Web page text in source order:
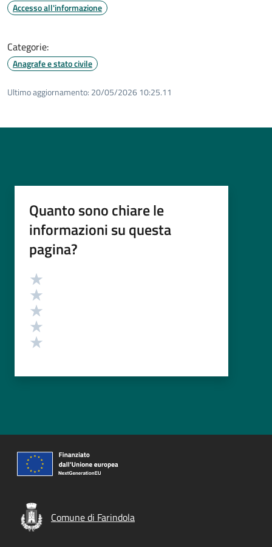
Accesso all'informazione
Categorie:
Anagrafe e stato civile
Ultimo aggiornamento: 20/05/2026 10:25.11
Quanto sono chiare le
informazioni su questa
pagina?
Valutazione
Comune di Farindola